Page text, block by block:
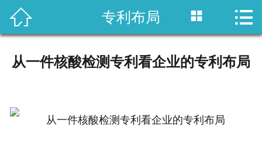
 首页
 专利布局  
从一件核酸检测专利看企业的专利布局